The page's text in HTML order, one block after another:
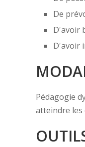
De
D'avoir
D'avoir
Pédagogie
atteindre les